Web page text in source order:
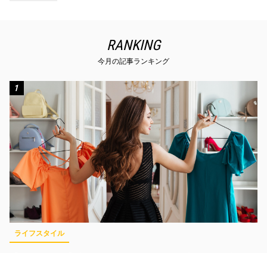
RANKING
今月の記事ランキング
1
ライフスタイル